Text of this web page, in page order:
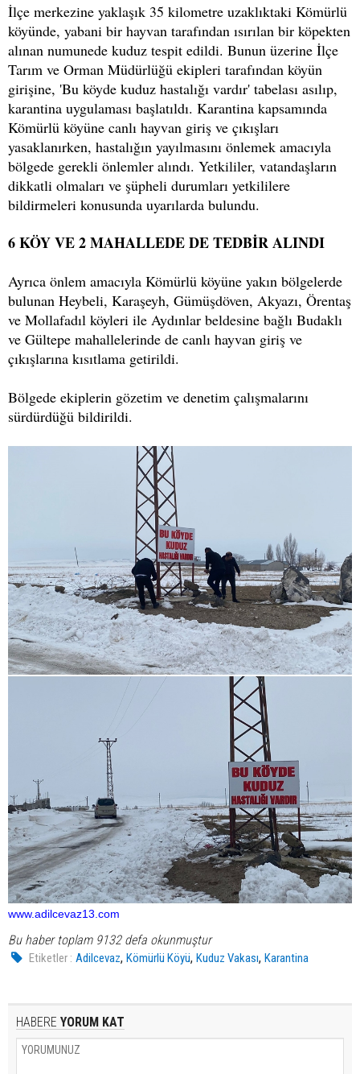
İlçe merkezine yaklaşık 35 kilometre uzaklıktaki Kömürlü
köyünde, yabani bir hayvan tarafından ısırılan bir köpekten
alınan numunede kuduz tespit edildi. Bunun üzerine İlçe
Tarım ve Orman Müdürlüğü ekipleri tarafından köyün
girişine, 'Bu köyde kuduz hastalığı vardır' tabelası asılıp,
karantina uygulaması başlatıldı. Karantina kapsamında
Kömürlü köyüne canlı hayvan giriş ve çıkışları
yasaklanırken, hastalığın yayılmasını önlemek amacıyla
bölgede gerekli önlemler alındı. Yetkililer, vatandaşların
dikkatli olmaları ve şüpheli durumları yetkililere
bildirmeleri konusunda uyarılarda bulundu.
6 KÖY VE 2 MAHALLEDE DE TEDBİR ALINDI
Ayrıca önlem amacıyla Kömürlü köyüne yakın bölgelerde
bulunan Heybeli, Karaşeyh, Gümüşdöven, Akyazı, Örentaş
ve Mollafadıl köyleri ile Aydınlar beldesine bağlı Budaklı
ve Gültepe mahallelerinde de canlı hayvan giriş ve
çıkışlarına kısıtlama getirildi.
Bölgede ekiplerin gözetim ve denetim çalışmalarını
sürdürdüğü bildirildi.
www.adilcevaz13.com
Bu haber toplam 9132 defa okunmuştur
Etiketler : Adilcevaz,Kömürlü Köyü,Kuduz Vakası,Karantina
HABERE YORUM KAT